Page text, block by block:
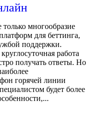
многообразие
для беттинга,
поддержки.
работа
получать ответы. Но
горячей линии
будет более